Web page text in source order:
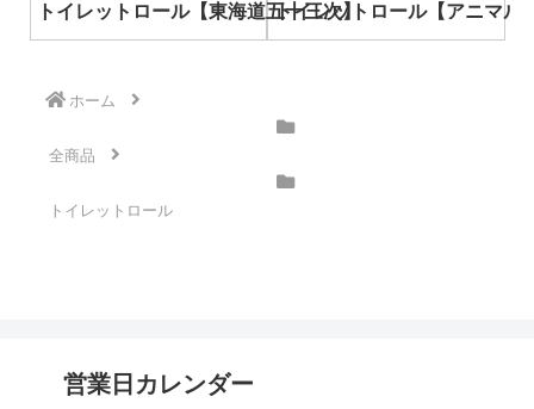
トイレットロール【東海道五十三次】トイレットロール【アニマ
ホーム
全商品
トイレットロール
営業日カレンダー